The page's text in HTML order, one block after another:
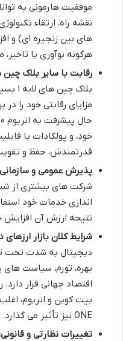
موفقیت هارمونی به
های بین زنجیره ای) و
هرگونه نوآوری یا تاخیر،
رقابت با سایر بلاک چین
بلاک
مزایای رقابتی خود را در
خود، و پولکادات با
قدرتمندش، حفظ و
پذیرش عمومی و سازمانی DApps:
نتیجه ارزش آن افزایش
شرایط کلان بازار
دیجیتال به شدت تحت
بهره، تورم، سیاست
اقتصاد جهانی قرار
بیت کوین و اتریوم،
ONE نیز تأثیر می گذارد.
تغییرات نظارتی و